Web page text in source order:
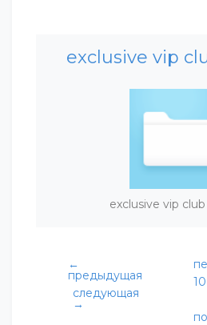
exclusive vip
exclusive vip
←
предыдущая
следующая
→
10